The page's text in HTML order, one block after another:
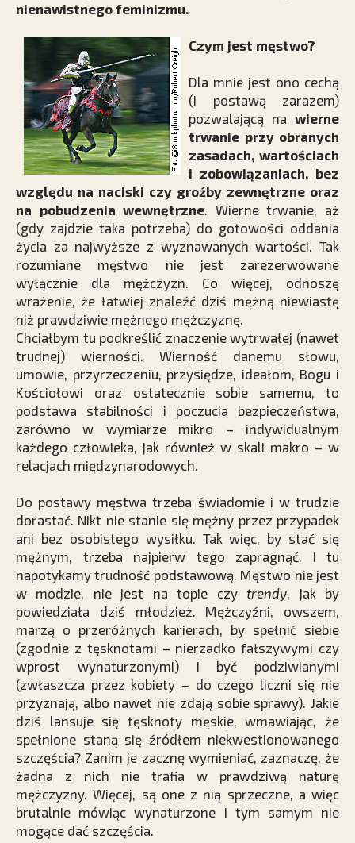
nienawistnego feminizmu.
Czym jest męstwo?
Dla mnie jest ono cechą
(i postawą zarazem)
pozwalającą na wierne
trwanie przy obranych
zasadach, wartościach
i zobowiązaniach, bez
względu na naciski czy groźby zewnętrzne oraz
na pobudzenia wewnętrzne. Wierne trwanie, aż
(gdy zajdzie taka potrzeba) do gotowości oddania
życia za najwyższe z wyznawanych wartości. Tak
rozumiane męstwo nie jest zarezerwowane
wyłącznie dla mężczyzn. Co więcej, odnoszę
wrażenie, że łatwiej znaleźć dziś mężną niewiastę
niż prawdziwie mężnego mężczyznę.
Chciałbym tu podkreślić znaczenie wytrwałej (nawet
trudnej) wierności. Wierność danemu słowu,
umowie, przyrzeczeniu, przysiędze, ideałom, Bogu i
Kościołowi oraz ostatecznie sobie samemu, to
podstawa stabilności i poczucia bezpieczeństwa,
zarówno w wymiarze mikro – indywidualnym
każdego człowieka, jak również w skali makro – w
relacjach międzynarodowych.
Do postawy męstwa trzeba świadomie i w trudzie
dorastać. Nikt nie stanie się mężny przez przypadek
ani bez osobistego wysiłku. Tak więc, by stać się
mężnym, trzeba najpierw tego zapragnąć. I tu
napotykamy trudność podstawową. Męstwo nie jest
w modzie, nie jest na topie czytrendy, jak by
powiedziała dziś młodzież. Mężczyźni, owszem,
marzą o przeróżnych karierach, by spełnić siebie
(zgodnie z tęsknotami – nierzadko fałszywymi czy
wprost wynaturzonymi) i być podziwianymi
(zwłaszcza przez kobiety – do czego liczni się nie
przyznają, albo nawet nie zdają sobie sprawy). Jakie
dziś lansuje się tęsknoty męskie, wmawiając, że
spełnione staną się źródłem niekwestionowanego
szczęścia? Zanim je zacznę wymieniać, zaznaczę, że
żadna z nich nie trafia w prawdziwą naturę
mężczyzny. Więcej, są one z nią sprzeczne, a więc
brutalnie mówiąc wynaturzone i tym samym nie
mogące dać szczęścia.